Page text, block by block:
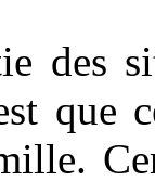
des
que